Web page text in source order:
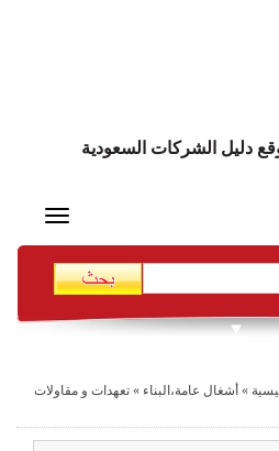
دليل الشركات السعودية
Toggle
» أشغال عامة،البناء » تعهدات و مقاولات